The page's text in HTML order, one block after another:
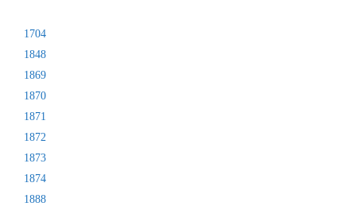
1704
1848
1869
1870
1871
1872
1873
1874
1888